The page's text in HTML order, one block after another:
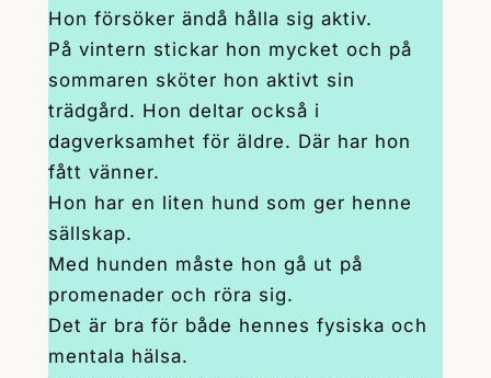
Hon försöker ändå hålla sig aktiv.
På vintern stickar hon mycket och på
sommaren sköter hon aktivt sin
trädgård. Hon deltar också i
dagverksamhet för äldre. Där har hon
fått vänner.
Hon har en liten hund som ger henne
sällskap.
Med hunden måste hon gå ut på
promenader och röra sig.
Det är bra för både hennes fysiska och
mentala hälsa.